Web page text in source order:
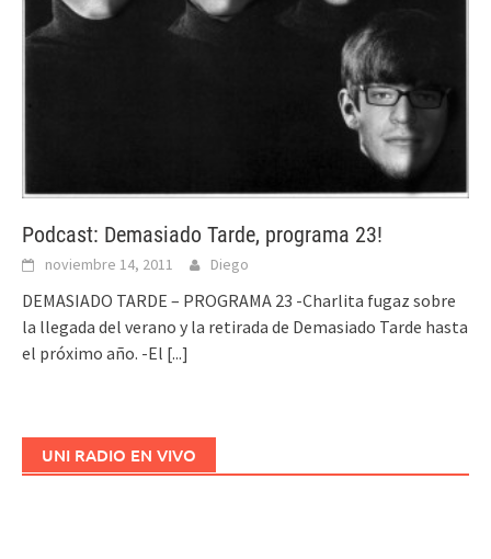
Podcast: Demasiado Tarde, programa 23!
noviembre 14, 2011 Diego
DEMASIADO TARDE – PROGRAMA 23 -Charlita fugaz sobre
la llegada del verano y la retirada de Demasiado Tarde hasta
el próximo año. -El [...]
UNI RADIO EN VIVO